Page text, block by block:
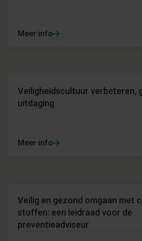
Meer info
Veiligheidscultuur verbeteren,
uitdaging
Meer info
Veilig en gezond omgaan met
stoffen: een leidraad voor de
preventieadviseur